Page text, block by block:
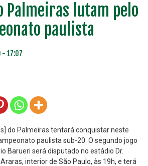
Palmeiras lutam pelo
paulista
- 17:07
do Palmeiras tentará conquistar neste
paulista sub-20. O segundo jogo
Barueri será disputado no estádio Dr.
interior de São Paulo, às 19h, e terá